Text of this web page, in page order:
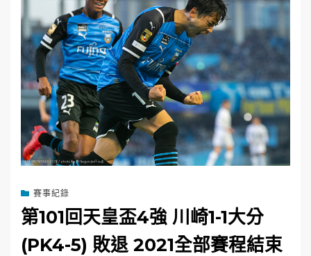
賽事紀錄
第101回天皇盃4強 川崎1-1大分
(PK4-5) 敗退 2021全部賽程結束